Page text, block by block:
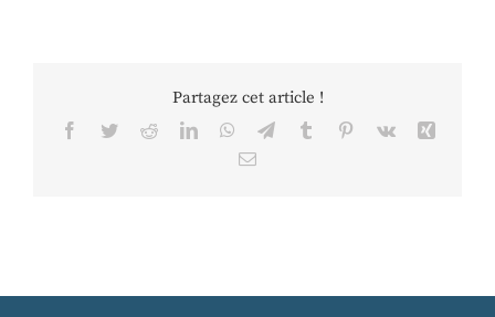
Partagez cet article !
Facebook
TwitterRedditLinkedInWhatsApp
TelegramTumblr Pinterest
Vk
Email